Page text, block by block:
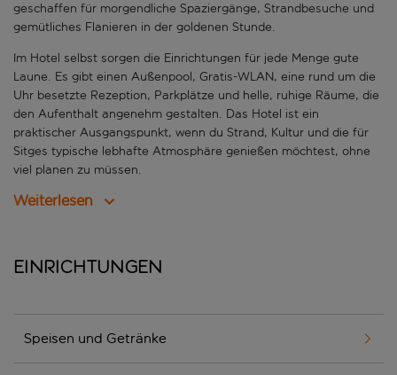
geschaffen für morgendliche Spaziergänge, Strandbesuche und
gemütliches Flanieren in der goldenen Stunde.
Im Hotel selbst sorgen die Einrichtungen für jede Menge gute
Laune. Es gibt einen Außenpool, Gratis-WLAN, eine rund um die
Uhr besetzte Rezeption, Parkplätze und helle, ruhige Räume, die
den Aufenthalt angenehm gestalten. Das Hotel ist ein
praktischer Ausgangspunkt, wenn du Strand, Kultur und die für
Sitges typische lebhafte Atmosphäre genießen möchtest, ohne
viel planen zu müssen.
Weiterlesen
Einrichtungen
Speisen und Getränke